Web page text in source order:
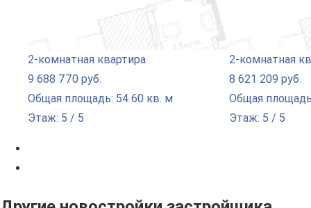
2-комнатная квартира
9 688 770 руб.
Общая площадь: 54.60 кв. м
Этаж: 5 / 5
2-комнатная
8 621 209 руб.
Общая
Этаж: 5 / 5